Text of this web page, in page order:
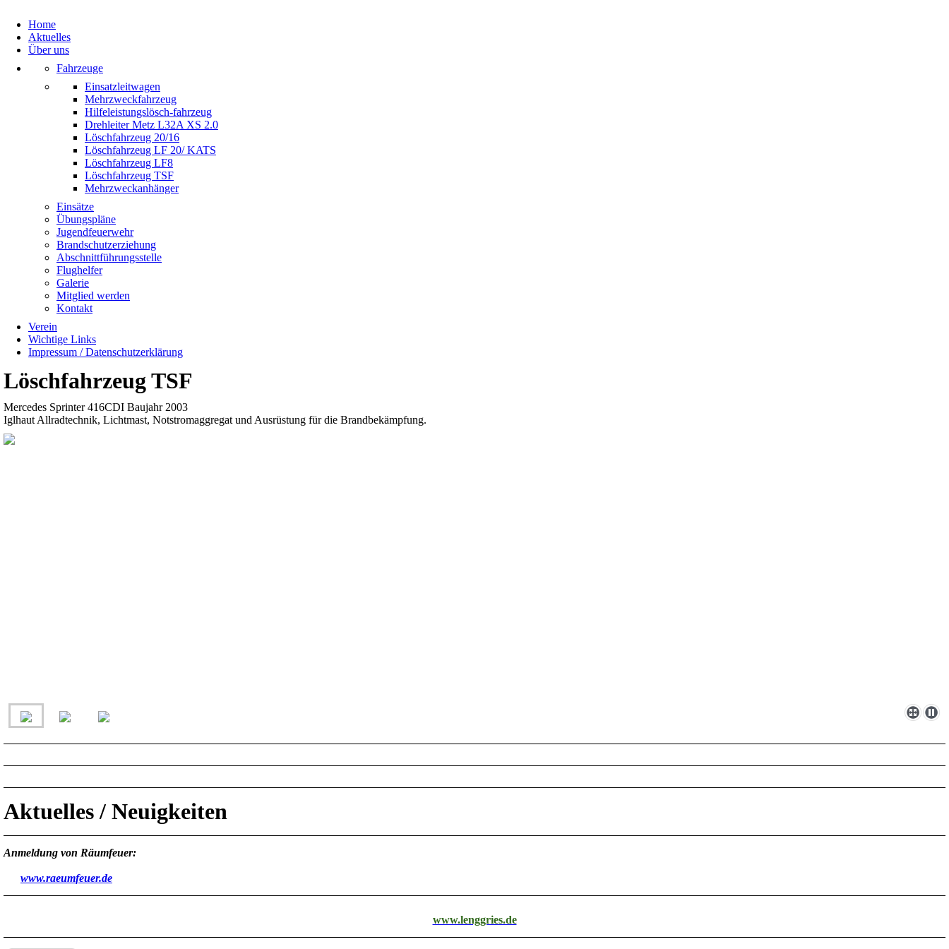
Home
Aktuelles
Über uns
Fahrzeuge
Einsatzleitwagen
Mehrzweckfahrzeug
Hilfeleistungslösch-fahrzeug
Drehleiter Metz L32A XS 2.0
Löschfahrzeug 20/16
Löschfahrzeug LF 20/ KATS
Löschfahrzeug LF8
Löschfahrzeug TSF
Mehrzweckanhänger
Einsätze
Übungspläne
Jugendfeuerwehr
Brandschutzerziehung
Abschnittführungsstelle
Flughelfer
Galerie
Mitglied werden
Kontakt
Verein
Wichtige Links
Impressum / Datenschutzerklärung
Löschfahrzeug TSF
Mercedes Sprinter 416CDI Baujahr 2003
Iglhaut Allradtechnik, Lichtmast, Notstromaggregat und Ausrüstung für die Brandbekämpfung.
Aktuelles / Neuigkeiten
Anmeldung von Räumfeuer:
www.raeumfeuer.de
www.lenggries.de